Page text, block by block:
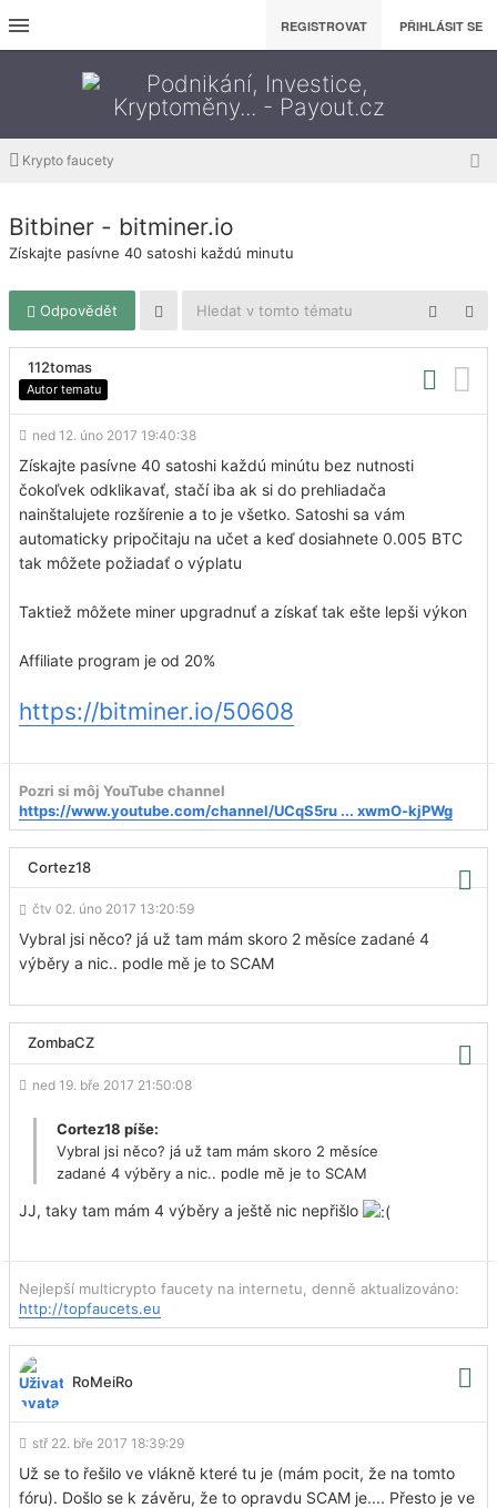
REGISTROVAT PŘIHLÁSIT SE
Krypto faucety
Bitbiner - bitminer.io
Získajte pasívne 40 satoshi každú minutu
Odpovědět
112tomas
Autor tematu
ned 12. úno 2017 19:40:38
Získajte pasívne 40 satoshi každú minútu bez nutnosti
čokoľvek odklikavať, stačí iba ak si do prehliadača
nainštalujete rozšírenie a to je všetko. Satoshi sa vám
automaticky pripočitaju na učet a keď dosiahnete 0.005 BTC
tak môžete požiadať o výplatu
Taktiež môžete miner upgradnuť a získať tak ešte lepši výkon
Affiliate program je od 20%
https://bitminer.io/50608
Pozri si môj YouTube channel
https://www.youtube.com/channel/UCqS5ru ... xwmO-kjPWg
Cortez18
čtv 02. úno 2017 13:20:59
Vybral jsi něco? já už tam mám skoro 2 měsíce zadané 4
výběry a nic.. podle mě je to SCAM
ZombaCZ
ned 19. bře 2017 21:50:08
Cortez18 píše:
Vybral jsi něco? já už tam mám skoro 2 měsíce
zadané 4 výběry a nic.. podle mě je to SCAM
JJ, taky tam mám 4 výběry a ještě nic nepřišlo
Nejlepší multicrypto faucety na internetu, denně aktualizováno:
http://topfaucets.eu
RoMeiRo
stř 22. bře 2017 18:39:29
Už se to řešilo ve vlákně které tu je (mám pocit, že na tomto
fóru). Došlo se k závěru, že to opravdu SCAM je.... Přesto je ve